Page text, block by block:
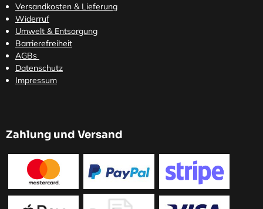
Versandkosten & Lieferung
Widerruf
Umwelt & Entsorgung
Barrierefreiheit
AGBs
Datenschutz
Impressum
Zahlung und Versand